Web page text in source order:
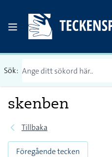
Sök:
skenben
Tillbaka
Föregående tecken